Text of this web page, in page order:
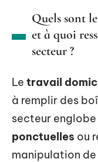
Quels sont
et à quoi
secteur ?
Le travail
à remplir des
secteur englobe
ponctuelles ou
manipulation de